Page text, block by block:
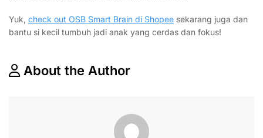
Yuk, check out OSB Smart Brain di Shopee sekarang juga dan
bantu si kecil tumbuh jadi anak yang cerdas dan fokus!
About the Author